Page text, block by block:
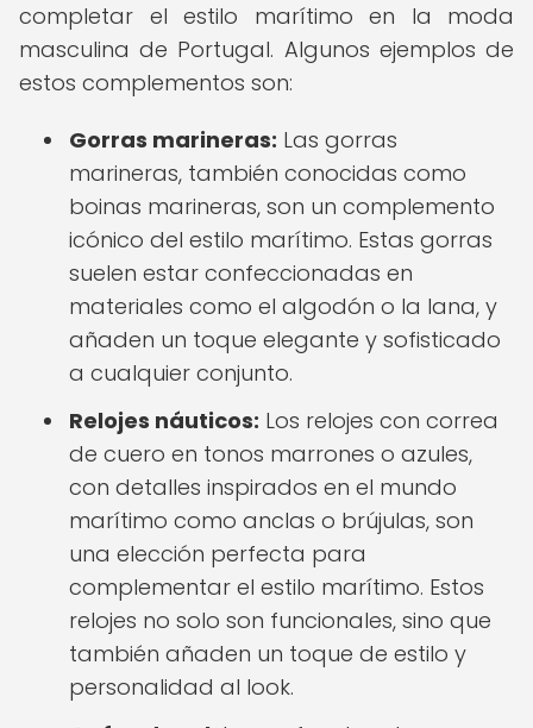
completar el estilo marítimo en la moda
masculina de Portugal. Algunos ejemplos de
estos complementos son:
Gorras marineras: Las gorras
marineras, también conocidas como
boinas marineras, son un complemento
icónico del estilo marítimo. Estas gorras
suelen estar confeccionadas en
materiales como el algodón o la lana, y
añaden un toque elegante y sofisticado
a cualquier conjunto.
Relojes náuticos: Los relojes con correa
de cuero en tonos marrones o azules,
con detalles inspirados en el mundo
marítimo como anclas o brújulas, son
una elección perfecta para
complementar el estilo marítimo. Estos
relojes no solo son funcionales, sino que
también añaden un toque de estilo y
personalidad al look.